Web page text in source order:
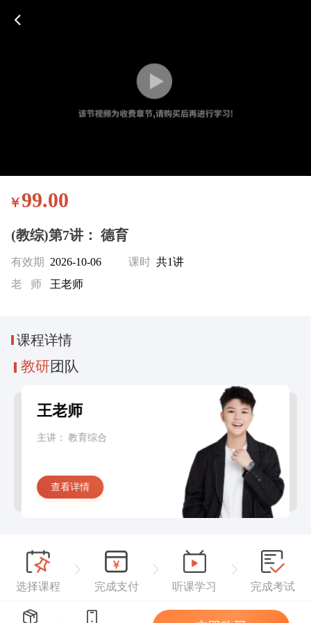
￥99.00
(教综)第7讲： 德育
有效期 2026-10-06 课时共1讲
老 师
王老师
课程详情
教研团队
王老师
主讲： 教育综合
查看详情
选择课程 完成支付 听课学习 完成考试